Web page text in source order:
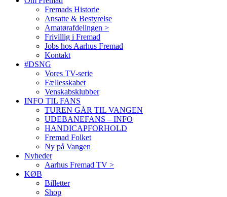
Fremads Historie
Ansatte & Bestyrelse
Amatørafdelingen >
Frivillig i Fremad
Jobs hos Aarhus Fremad
Kontakt
#DSNG
Vores TV-serie
Fællesskabet
Venskabsklubber
INFO TIL FANS
TUREN GÅR TIL VANGEN
UDEBANEFANS – INFO
HANDICAPFORHOLD
Fremad Folket
Ny på Vangen
Nyheder
Aarhus Fremad TV >
KØB
Billetter
Shop